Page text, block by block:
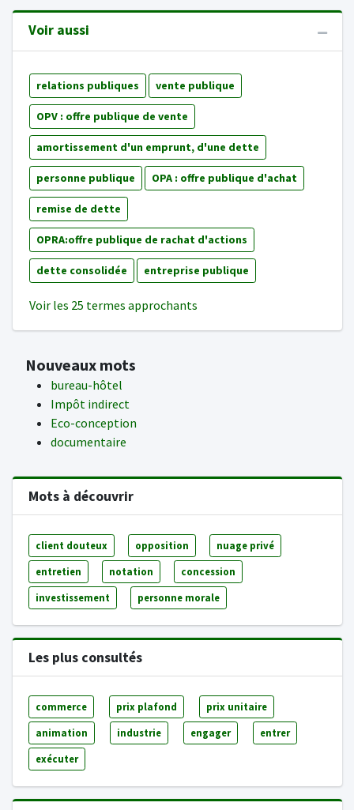
Voir aussi
relations publiques vente publique
OPV : offre publique de vente
amortissement d'un emprunt, d'une dette
personne publique OPA : offre publique d'achat
remise de dette
OPRA:offre publique de rachat d'actions
dette consolidée entreprise publique
Voir les 25 termes approchants
Nouveaux mots
bureau-hôtel
Impôt indirect
Eco-conception
documentaire
Mots à découvrir
client douteux opposition nuage privé
entretien notation concession
investissement personne morale
Les plus consultés
commerce prix plafond prix unitaire
animation industrie engager entrer
exécuter